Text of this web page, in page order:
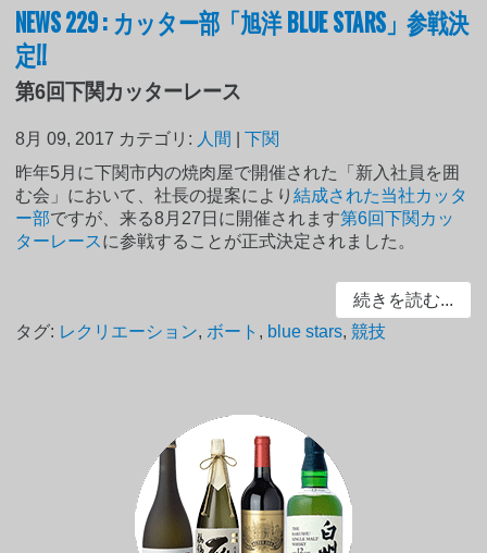
NEWS 229 : カッター部「旭洋 BLUE STARS」参戦決
定!!
第6回下関カッターレース
8月 09, 2017 カテゴリ: 人間 |下関
昨年5月に下関市内の焼肉屋で開催された「新入社員を囲
む会」において、社長の提案により結成された当社カッタ
ー部ですが、来る8月27日に開催されます第6回下関カッ
ターレースに参戦することが正式決定されました。
続きを読む...
タグ: レクリエーション, ボート , blue stars,競技